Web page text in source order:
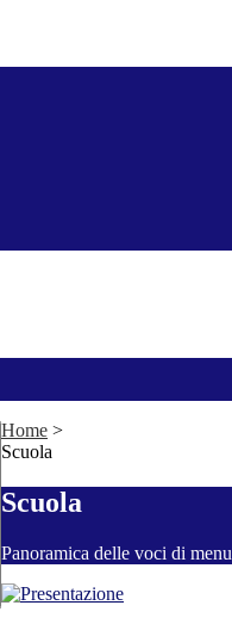
Home >
Scuola
Scuola
Panoramica delle voci di menu